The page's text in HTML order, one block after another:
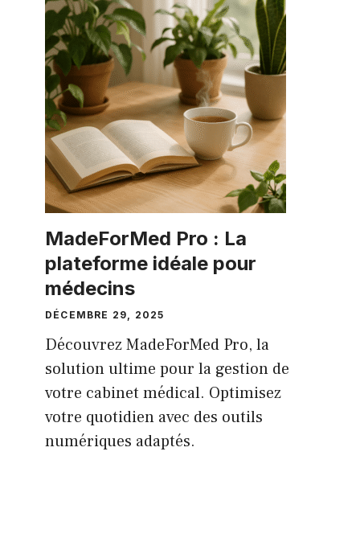
MadeForMed Pro : La
plateforme idéale pour
médecins
DÉCEMBRE 29, 2025
Découvrez MadeForMed Pro, la
solution ultime pour la gestion de
votre cabinet médical. Optimisez
votre quotidien avec des outils
numériques adaptés.